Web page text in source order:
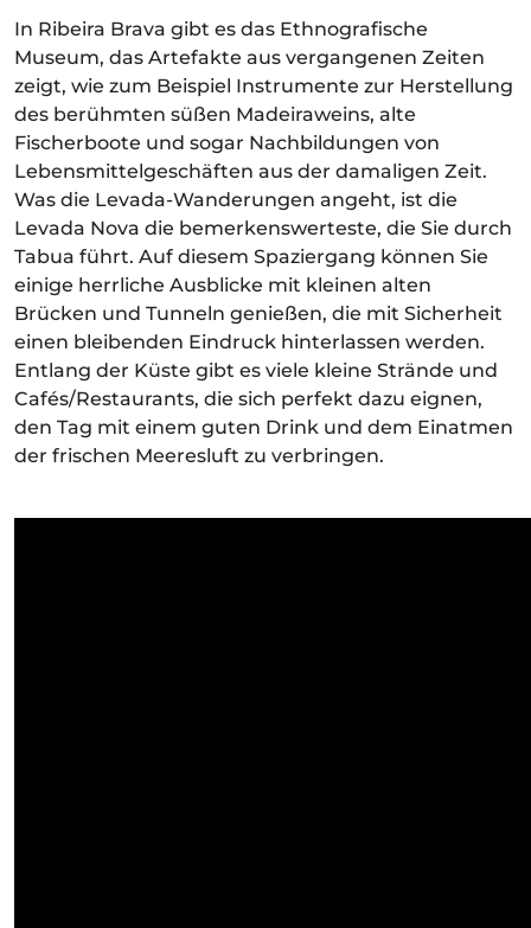
In Ribeira Brava gibt es das Ethnografische
Museum, das Artefakte aus vergangenen Zeiten
zeigt, wie zum Beispiel Instrumente zur Herstellung
des berühmten süßen Madeiraweins, alte
Fischerboote und sogar Nachbildungen von
Lebensmittelgeschäften aus der damaligen Zeit.
Was die Levada-Wanderungen angeht, ist die
Levada Nova die bemerkenswerteste, die Sie durch
Tabua führt. Auf diesem Spaziergang können Sie
einige herrliche Ausblicke mit kleinen alten
Brücken und Tunneln genießen, die mit Sicherheit
einen bleibenden Eindruck hinterlassen werden.
Entlang der Küste gibt es viele kleine Strände und
Cafés/Restaurants, die sich perfekt dazu eignen,
den Tag mit einem guten Drink und dem Einatmen
der frischen Meeresluft zu verbringen.